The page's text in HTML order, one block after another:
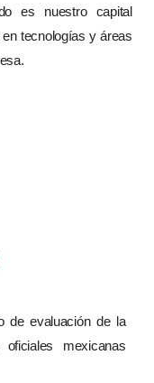
es nuestro capital
tecnologías y áreas
de evaluación de la
mexicanas